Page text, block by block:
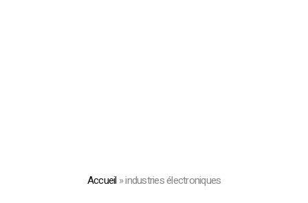
Accueil »industries électroniques